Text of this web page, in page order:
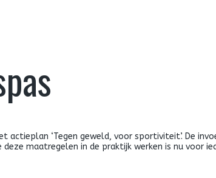
actieplan ‘Tegen geweld, voor sportiviteit’. De
maatregelen in de praktijk werken is nu voor